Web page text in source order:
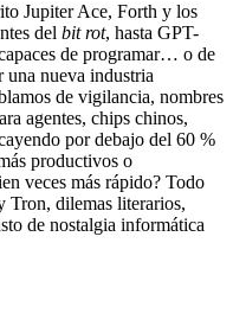
Jupiter Ace, Forth y los
del bit rot, hasta GPT-
de programar… o de
una nueva industria
de vigilancia, nombres
agentes, chips chinos,
por debajo del 60 %
productivos o
veces más rápido? Todo
Tron, dilemas literarios,
de nostalgia informática